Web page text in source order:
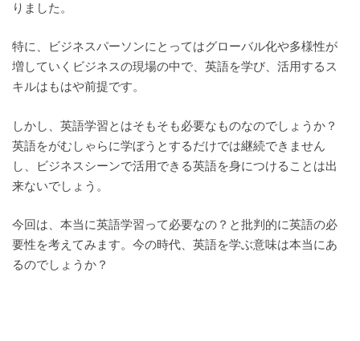
りました。
特に、ビジネスパーソンにとってはグローバル化や多様性が
増していくビジネスの現場の中で、英語を学び、活用するス
キルはもはや前提です。
しかし、英語学習とはそもそも必要なものなのでしょうか？
英語をがむしゃらに学ぼうとするだけでは継続できません
し、ビジネスシーンで活用できる英語を身につけることは出
来ないでしょう。
今回は、本当に英語学習って必要なの？と批判的に英語の必
要性を考えてみます。今の時代、英語を学ぶ意味は本当にあ
るのでしょうか？